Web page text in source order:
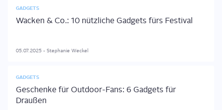
GADGETS
Wacken & Co.: 10 nützliche Gadgets fürs Festival
05.07.2025 - Stephanie Weckel
GADGETS
Geschenke für Outdoor-Fans: 6 Gadgets für
Draußen